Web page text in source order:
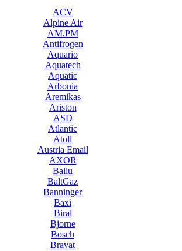
ACV
Alpine Air
AM.PM
Antifrogen
Aquario
Aquatech
Aquatic
Arbonia
Aremikas
Ariston
ASD
Atlantic
Atoll
Austria Email
AXOR
Ballu
BaltGaz
Banninger
Baxi
Biral
Bjorne
Bosch
Bravat